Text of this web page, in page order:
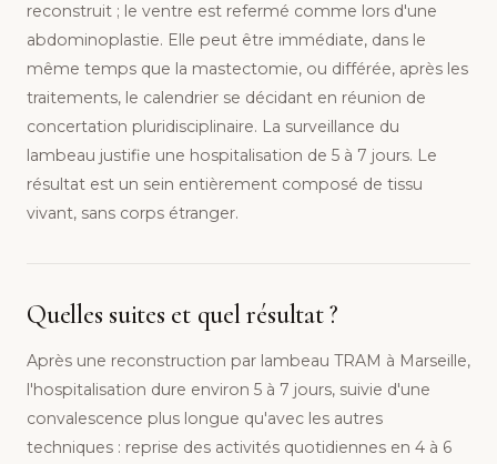
reconstruit ; le ventre est refermé comme lors d'une
abdominoplastie. Elle peut être immédiate, dans le
même temps que la mastectomie, ou différée, après les
traitements, le calendrier se décidant en réunion de
concertation pluridisciplinaire. La surveillance du
lambeau justifie une hospitalisation de 5 à 7 jours. Le
résultat est un sein entièrement composé de tissu
vivant, sans corps étranger.
Quelles suites et quel résultat ?
Après une reconstruction par lambeau TRAM à Marseille,
l'hospitalisation dure environ 5 à 7 jours, suivie d'une
convalescence plus longue qu'avec les autres
techniques : reprise des activités quotidiennes en 4 à 6